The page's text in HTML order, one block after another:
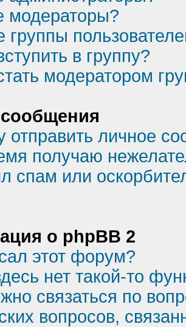
модераторы?
группы
в группу?
модератором
отправить личное
получаю
спам или
о phpBB 2
этот форум?
нет такой-то
связаться по
вопросов,